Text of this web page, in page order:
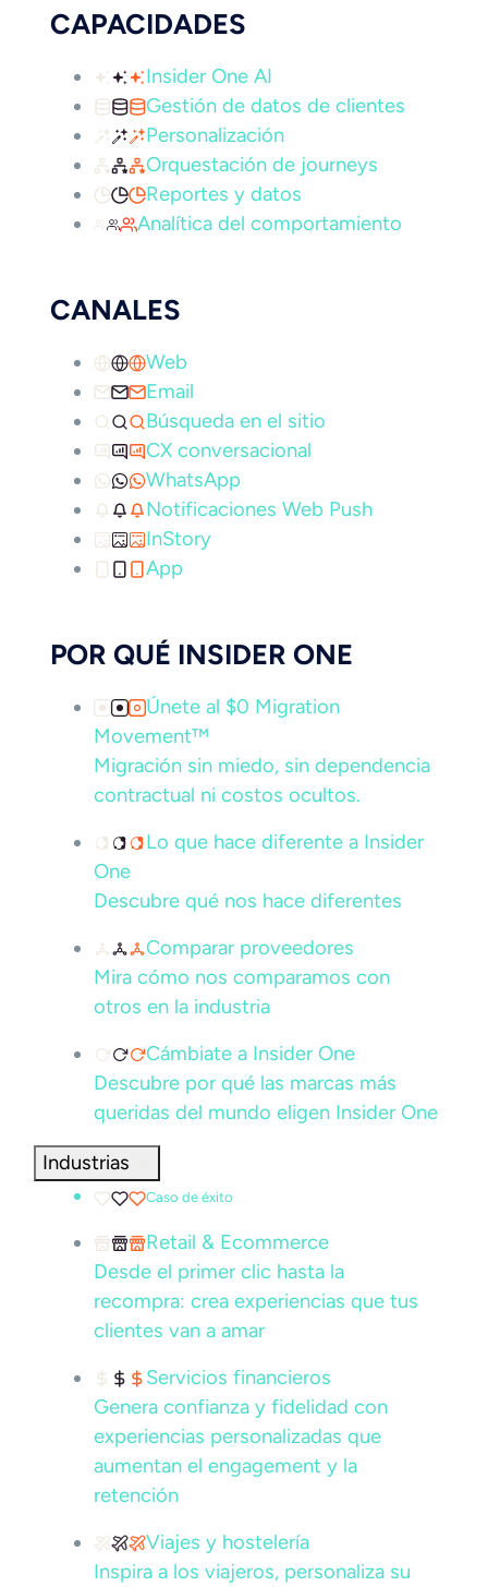
CAPACIDADES
Insider One AI
Gestión de datos de clientes
Personalización
Orquestación de journeys
Reportes y datos
Analítica del comportamiento
CANALES
Web
Email
Búsqueda en el sitio
CX conversacional
WhatsApp
Notificaciones Web Push
InStory
App
POR QUÉ INSIDER ONE
Únete al $0 Migration
Movement™
Migración sin miedo, sin dependencia
contractual ni costos ocultos.
Lo que hace diferente a Insider
One
Descubre qué nos hace diferentes
Comparar proveedores
Mira cómo nos comparamos con
otros en la industria
Cámbiate a Insider One
Descubre por qué las marcas más
queridas del mundo eligen Insider One
Industrias
Caso de éxito
Retail & Ecommerce
Desde el primer clic hasta la
recompra: crea experiencias que tus
clientes van a amar
Servicios financieros
Genera confianza y fidelidad con
experiencias personalizadas que
aumentan el engagement y la
retención
Viajes y hostelería
Inspira a los viajeros, personaliza su